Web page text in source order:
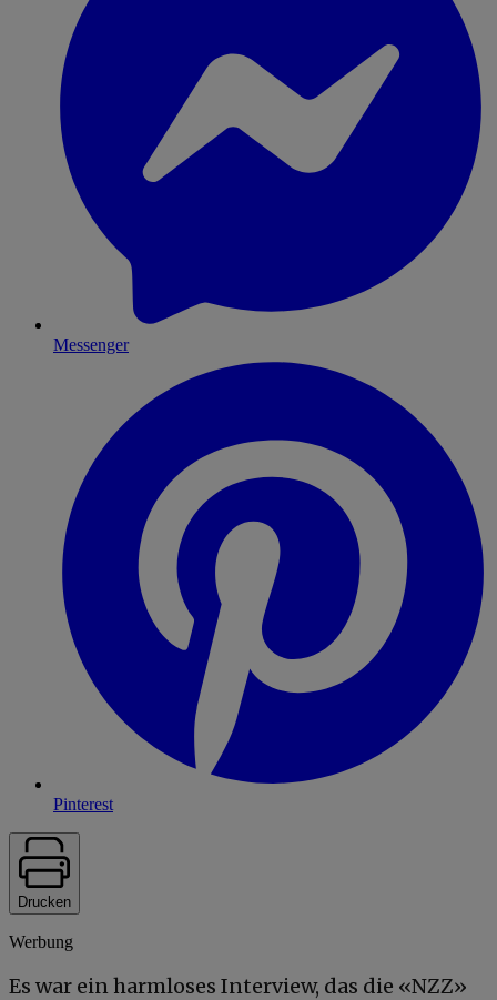
Messenger
Pinterest
Drucken
Werbung
Es war ein harmloses Interview, das die «NZZ»